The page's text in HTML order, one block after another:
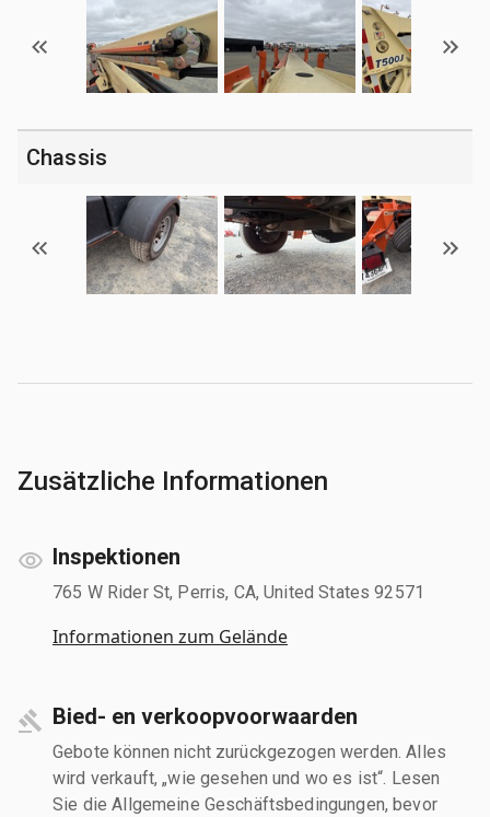
Chassis
Zusätzliche Informationen
Inspektionen
765 W Rider St, Perris, CA, United States 92571
Informationen zum Gelände
Bied- en verkoopvoorwaarden
Gebote können nicht zurückgezogen werden. Alles
wird verkauft, „wie gesehen und wo es ist“. Lesen
Sie die Allgemeine Geschäftsbedingungen, bevor